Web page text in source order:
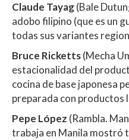
Claude Tayag(Bale
adobo filipino (que es un
todas sus variantes
Bruce Ricketts(Mecha
estacionalidad del
cocina de base japonesa
preparada con productos
Pepe López (Rambla.
trabaja en Manila mostró